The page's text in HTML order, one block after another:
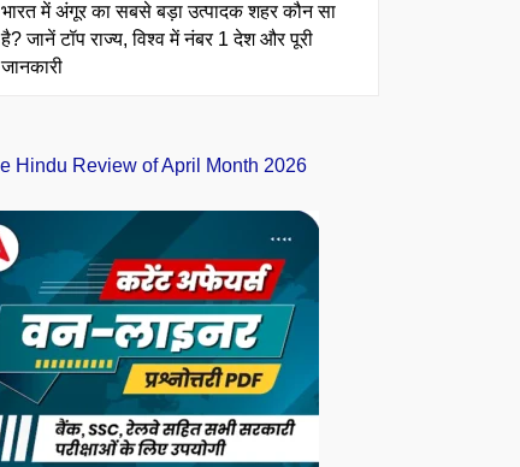
भारत में अंगूर का सबसे बड़ा उत्पादक शहर कौन सा
है? जानें टॉप राज्य, विश्व में नंबर 1 देश और पूरी
जानकारी